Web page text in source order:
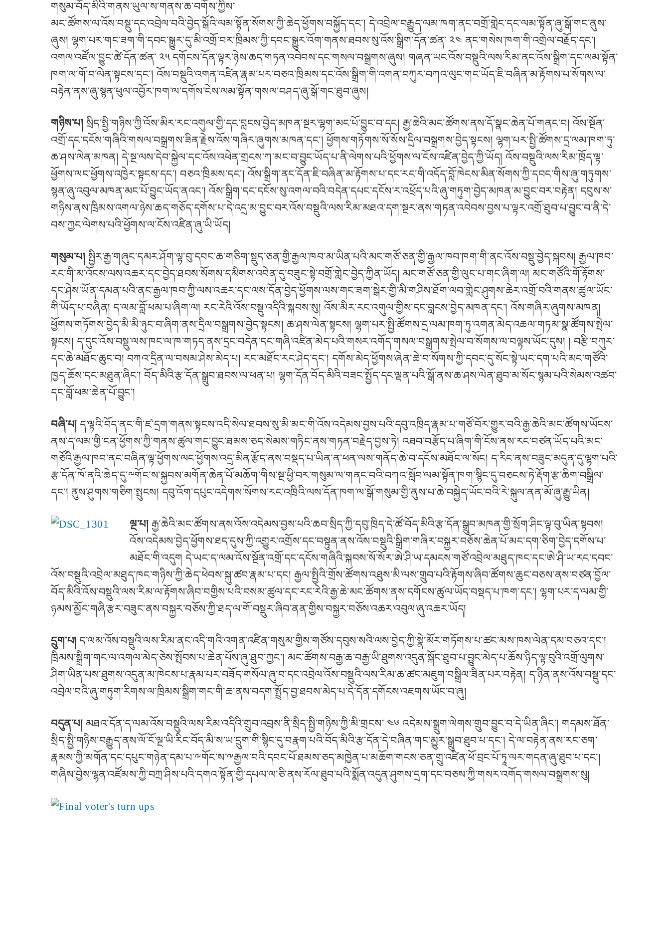
གསུམ་བོད་མིའི་གནས་ཡུལ་ས་གནས་ཆ་བགོས་ཀྱིས་
མང་ཚོགས་ལ་འོས་བསྡུ་དང་འབྲེལ་བའི་བྱེད་སྒོའི་ལམ་སྟོན་སོགས་ཀྱི་ཆེད་ཕྱོགས་བསྐྱོད་དང་། དེ་འབྲེལ་བརྒྱུད་ལམ་ཁག་ནང་བགྲོ་གླེང་དང་ལམ་སྟོན་ཞུ་སྒོ་གང་ནུས་
ཞུས། ལྷག་པར་གང་ཟག་གི་དབང་སྒྱུར་དུ་མི་འགྲོ་བར་ཁྲིམས་ཀྱི་དབང་སྒྱུར་འོག་གནས་ཐབས་སུ་འོས་སྒྲིག་དོན་ཚན་ ༢༤ ནང་གསེས་ཁག་གི་འགྲེལ་བརྗོད་དང་།
འགལ་འཛོལ་བྱུང་ཚེ་དོན་ཚན་ ༢༥ དགོངས་དོན་ལྟར་ཉེས་ཆད་གཏན་འབེབས་དང་གསལ་བསྒྲགས་ཞུས། གཞན་ཡང་འོས་བསྡུའི་ལས་རིམ་ནང་འོས་སྒྲིག་དང་ལམ་སྟོན་
ཁག་ལ་གོ་བ་ལེན་སྟངས་དང་། འོས་བསྡུའི་འགན་འཛིན་རྣམ་པར་བཅའ་ཁྲིམས་དང་འོས་སྒྲིག་གི་འགན་བཀུར་བཀའ་ལུང་གང་ཡོད་ཇི་བཞིན་མ་རྟོགས་པ་སོགས་ལ་
བརྟེན་ནས་ཞུ་སྙན་ཕུལ་འབྱོར་ཁག་ལ་དགོས་ངེས་ལམ་སྟོན་གསལ་བཤད་ཞུ་སྒོ་གང་ཐུབ་ཞུས།
གཉིས་པ། སྲིད་སྤྱི་གཉིས་ཀྱི་འོས་མིར་རང་འགུལ་གྱི་དང་བླངས་བྱེད་མཁན་སྔར་ལྷག་མང་པོ་བྱུང་བ་དང། རྒྱ་ཆེའི་མང་ཚོགས་ནས་དོ་སྣང་ཆེན་པོ་གནང་བ། འོས་སྔོན་
འགྲོ་དང་དངོས་གཞིའི་གསལ་བསྒྲགས་ཟིན་རྗེས་འོས་གཞིར་ཞུགས་མཁན་དང་། ཕྱོགས་གཏོགས་སོ་སོས་དྲིལ་བསྒྲགས་བྱེད་སྟངས། ལྷག་པར་སྤྱི་ཚོགས་དྲ་ལམ་ཁག་ཏུ་
ཆ་ཤས་ལེན་མཁན། དེ་སྔ་ལས་དེབ་སྐྱེལ་དང་འོས་འཕེན་གྲངས་ཀ་མང་བ་བྱུང་ཡོད་པ་ནི་ལེགས་པའི་ཕྱོགས་ལ་ངོས་འཛིན་བྱེད་ཀྱི་ཡོད། འོས་བསྡུའི་ལས་རིམ་ཁྲོད་ལྟ་
ཕྱོགས་ལང་ཕྱོགས་འཁྱེར་སྟངས་དང་། བཅའ་ཁྲིམས་དང་། འོས་སྒྲིག་ནང་དོན་ཇི་བཞིན་མ་རྟོགས་པ་དང་རང་གི་འདོད་བློ་ཁེངས་མིན་སོགས་ཀྱི་དབང་གིས་ཞུ་གཏུགས་
སྙན་ཞུ་འབུལ་མཁན་མང་པོ་བྱུང་ཡོད་ནའང་། འོས་སྒྲིག་དང་དངོས་སུ་འགལ་བའི་བདེན་དཔང་དངོས་ར་འཕྲོད་པའི་ཞུ་གཏུག་བྱེད་མཁན་མ་བྱུང་བར་བརྟེན། དབུས་ས་
གཉིས་ནས་ཁྲིམས་འགལ་ཉེས་ཆད་གཅོད་དགོས་པ་དེ་འདྲ་མ་བྱུང་བར་འོས་བསྡུའི་ལས་རིམ་མཐའ་དག་སྔར་ནས་གཏན་འབེབས་བྱས་པ་ལྟར་འགྲོ་ཐུབ་པ་བྱུང་བ་ནི་དེ་
བས་ཀྱང་ལེགས་པའི་ཕྱོགས་ལ་ངོས་འཛིན་ཞུ་ཡི་ཡོད།
གསུམ་པ། སྤྱིར་རྒྱ་གཞུང་དམར་ཤོག་ལྟ་བུ་དབང་ཆ་གཅིག་སྡུད་ཅན་གྱི་རྒྱལ་ཁབ་མ་ཡིན་པའི་མང་གཙོ་ཅན་གྱི་རྒྱལ་ཁབ་ཁག་གི་ནང་འོས་བསྡུ་བྱེད་སྐབས། རྒྱལ་ཁབ་
རང་གི་མ་འོངས་ལས་འཆར་དང་བྱེད་ཐབས་སོགས་དམིགས་འབེན་དུ་བཟུང་སྟེ་བགྲོ་གླེང་བྱེད་ཀྱིན་ཡོད། མང་གཙོ་ཅན་གྱི་ལུང་པ་གང་ཞིག་ལ། མང་གཙོའི་གོ་རྟོགས་
དང་ཤེས་ཡོན་དམན་པའི་ནང་རྒྱལ་ཁབ་ཀྱི་ལས་འཆར་དང་ལས་དོན་བྱེད་ཕྱོགས་ལས་གང་ཟག་སྒེར་གྱི་མི་གཤིས་ཐོག་ལབ་གླེང་ཤུགས་ཆེར་འགྲོ་བའི་གནས་ཚུལ་ཡོང་
གི་ཡོད་པ་བཞིན། ད་ལམ་བློ་ཕམ་པ་ཞིག་ལ། རང་རེའི་འོས་བསྡུ་འདིའི་སྐབས་སུ། འོས་མིར་རང་འགུལ་གྱིས་དང་བླངས་བྱེད་མཁན་དང་། འོས་གཞིར་ཞུགས་མཁན།
ཕྱོགས་གཏོགས་བྱེད་མི་མི་ཉུང་བ་ཞིག་ནས་དྲིལ་བསྒྲགས་བྱེད་སྟངས། ཆ་ཤས་ལེན་སྟངས། ལྷག་པར་སྤྱི་ཚོགས་དྲ་ལམ་ཁག་ཏུ་འགན་མེད་འཆལ་གཏམ་སྣ་ཚོགས་སྤེལ་
སྟངས། ད་དུང་འོས་བསྡུ་ལས་ཁང་ལ་ཁ་གཏད་ནས་དྲང་བདེན་དང་གཞི་འཛིན་མེད་པའི་གསར་འགོད་གསལ་བསྒྲགས་སྤེལ་བ་སོགས་ལ་བལྟས་ཡོང་དུས། ། བརྩི་བཀུར་
དང་ཆེ་མཐོང་ཆུང་བ། བཀའ་དྲིན་ལ་བསམ་ཤེས་མེད་པ། རང་མཐོང་རང་ཤེད་དང་། དགོས་མེད་ཕྱོགས་ཞེན་ཆེ་བ་སོགས་ཀྱི་དབང་དུ་སོང་སྟེ་ཡང་དག་པའི་མང་གཙོའི་
ཁྱད་ཆོས་དང་མཐུན་ཞིང་། བོད་མིའི་རྩ་དོན་སྒྲུབ་ཐབས་ལ་ཕན་པ། ལྷག་དོན་བོད་མིའི་བཟང་སྤྱོད་དང་ལྡན་པའི་སྒོ་ནས་ཆ་ཤས་ལེན་ཐུབ་མ་སོང་སྙམ་པའི་སེམས་འཚབ་
དང་བློ་ཕམ་ཆེན་པོ་བྱུང་།
བཞི་པ། ད་ལྟའི་བོད་ནང་གི་ཛ་དྲག་གནས་སྟངས་འདི་སེལ་ཐབས་སུ་མི་མང་གི་འོས་འདེམས་བྱས་པའི་དབུ་འཁྲིད་རྣམ་པ་གཙོ་བོར་གྱུར་བའི་རྒྱ་ཆེའི་མང་ཚོགས་ཡོངས་
ནས་ད་ལམ་གྱི་ངན་ཕྱོགས་ཀྱི་གནས་ཚུལ་གང་བྱུང་ཐམས་ཅད་སེམས་གཏིང་ནས་གཏན་བརྗེད་བྱས་ཏེ། འཐབ་བརྩོད་པ་ཞིག་གི་ངོས་ནས་རང་བཙན་ཡོད་པའི་མང་
གཙོའི་རྒྱལ་ཁབ་ནང་བཞིན་ལྟ་ཕྱོགས་ལང་ཕྱོགས་འདྲ་མིན་རྩོད་ནས་བསྡད་པ་ཡིན་ན་ཕན་ལས་གནོད་ཆེ་བ་དངོས་མཐོང་ལ་སོང། ད་རིང་ནས་བཟུང་མདུན་དུ་ལྷག་པའི་
རྩ་དོན་ཁོ་ནའི་ཆེད་དུ་༸གོང་ས་སྐྱབས་མགོན་ཆེན་པོ་མཆོག་གིས་སྔ་ཕྱི་བར་གསུམ་ལ་གནང་བའི་བཀའ་སློབ་ལམ་སྟོན་ཁག་སྙིང་དུ་བཅངས་ཏེ་རྡོག་རྩ་ཆིག་བསྒྲིལ་
དང་། ནུས་ཤུགས་གཅིག་སྤུངས། དབུ་འོག་དཔུང་འདེགས་སོགས་རང་འཁྲིའི་ལས་དོན་ཁག་ལ་སྒོ་གསུམ་གྱི་ནུས་པ་ཆེ་བསྐྱེད་ཡོང་བའི་རེ་སྐུལ་ནན་མོ་ཞུ་རྒྱུ་ཡིན།
ལྔ་པ། རྒྱ་ཆེའི་མང་ཚོགས་ནས་འོས་འདེམས་བྱས་པའི་ཆབ་སྲིད་ཀྱི་དབུ་ཁྲིད་དེ་ཚོ་བོད་མིའི་རྩ་དོན་སྒྲུབ་མཁན་གྱི་སྲོག་ཤིང་ལྟ་བུ་ཡིན་སྟབས།
འོས་འདེམས་བྱེད་ཕྱོགས་ཐད་དུས་ཀྱི་འགྱུར་འགྲོས་དང་བསྟུན་ནས་འོས་བསྡུའི་སྒྲིག་གཞིར་བསྐྱར་བཅོས་ཆེན་པོ་མང་དག་ཅིག་བྱེད་དགོས་པ་
མཐོང་གི་འདུག དེ་ཡང་ད་ལམ་འོས་སྔོན་འགྲོ་དང་དངོས་གཞིའི་སྐབས་སོ་སོར་ཨེ་ཤི་ཡ་དམངས་གཙོ་འབྲེལ་མཐུད་ཁང་དང་ཨེ་ཤི་ཡ་རང་དབང་
འོས་བསྡུའི་འབྲེལ་མཐུད་ཁང་གཉིས་ཀྱི་ཆེད་ཕེབས་སྐུ་ཚབ་རྣམ་པ་དང། རྒྱལ་སྤྱིའི་གྲོས་ཚོགས་འཐུས་མི་ལས་གྲུབ་པའི་རྟོགས་ཞིབ་ཚོགས་ཆུང་བཅས་ནས་བཙན་བྱོལ་
བོད་མིའི་འོས་བསྡུའི་ལས་རིམ་ལ་རྟོགས་ཞིབ་བགྱིས་པའི་བསམ་ཚུལ་དང་རང་རེའི་རྒྱ་ཆེ་མང་ཚོགས་ནས་དགོངས་ཚུལ་ཡོད་བསྡད་པ་ཁག་དང་། ལྷག་པར་ད་ལམ་གྱི་
ཉམས་མྱོང་གཞི་རྩར་བཟུང་ནས་བསྐྱར་བཅོས་ཀྱི་ཐད་ལ་གོ་བསྡུར་ཞིབ་ནན་གྱིས་བསྐྱར་བཅོས་འཆར་འབུལ་ཞུ་འཆར་ཡོད།
དྲུག་པ། ད་ལམ་འོས་བསྡུའི་ལས་རིམ་ནང་འདི་གའི་འགན་འཛིན་གསུམ་གྱིས་གཙོས་དབུས་སའི་ལས་བྱེད་ཀྱི་སྣེ་མོར་གཏོགས་པ་ཚང་མས་ཁས་ལེན་དམ་བཅའ་དང་།
ཁྲིམས་སྒྲིག་གང་ལ་འགལ་མེད་ཅེས་སྤོབས་པ་ཆེན་པོས་ཞུ་ཐུབ་ཀྱང་། མང་ཚོགས་བརྒྱ་ཆ་བརྒྱ་ཡི་ཐུགས་འདུན་སྐོང་ཐུབ་པ་བྱུང་མེད་པ་ཆོས་ཉིད་ལྟ་བུའི་འགྲོ་ལུགས་
ཤིག་ཡིན་པས་ཐུགས་འདུན་མ་ཁེངས་པ་རྣམ་པར་བཟོད་གསོལ་ཞུ་བ་དང་འབྲེལ་འོས་བསྡུའི་ལས་རིམ་ཆ་ཚང་མཇུག་བསྒྲིལ་ཟིན་པར་བརྟེན། ད་ཉིན་ནས་འོས་བསྡུ་དང་
འབྲེལ་བའི་ཞུ་གཏུག་རིགས་ལ་ཁྲིམས་སྒྲིག་གང་གི་ཆ་ནས་བདག་སྤྲོད་བྱ་ཐབས་མེད་པ་དེ་དོན་དགོངས་འཇགས་ཡོང་བ་ཞུ།
བདུན་པ། མཐའ་དོན་ད་ལམ་འོས་བསྡུའི་ལས་རིམ་འདིའི་གྲུབ་འབྲས་ནི་སྲིད་སྤྱི་གཉིས་ཀྱི་མི་གྲངས་ ༤༦ འདེམས་སྒྲུག་ལེགས་གྲུབ་བྱུང་བ་དེ་ཡིན་ཞིང་། གདམས་ཐོན་
སྲིད་སྤྱི་གཉིས་བརྒྱུད་ནས་ལོ་ངོ་ལྔ་ཡི་རིང་བོད་མི་ས་ཡ་དྲུག་གི་སྙིང་དུ་བརྣག་པའི་བོད་མིའི་རྩ་དོན་དེ་བཞིན་གང་མྱུར་སྒྲུབ་ཐུབ་པ་དང་། དེ་ལ་བརྟེན་ནས་རང་ཅག་
རྣམས་ཀྱི་མགོན་དང་དཔུང་གཉེན་དམ་པ་༸གོང་ས་༸རྒྱལ་བའི་དབང་པོ་ཐམས་ཅད་མཁྱེན་པ་མཆོག་གངས་ཅན་གྲུ་འཛིན་ཕོ་བྲང་པོ་ཏཱ་ལར་གདན་ཞུ་ཐུབ་པ་དང་།
གཞིས་བྱེས་ལྷན་འཛོམས་ཀྱི་བཀྲ་ཤིས་པའི་དགའ་སྟོན་གྱི་དཔལ་ལ་ཅི་ནས་རོལ་ཐུབ་པའི་སྨོན་འདུན་ཤུགས་དྲག་དང་བཅས་ཀྱི་གསར་འགོད་གསལ་བསྒྲགས་སུ།